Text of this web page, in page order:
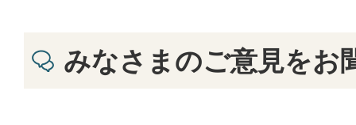
みなさまのご意見をお